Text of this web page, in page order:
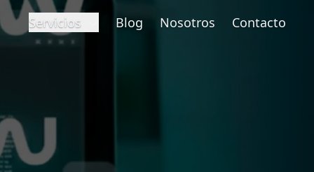
Servicios Blog Nosotros Contacto